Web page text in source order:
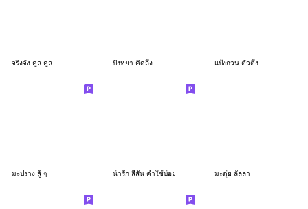
จริงจัง คูล คูล ปังหยา คิดถึง แป้งกวน ตัวตึง
มะปราง สู้ ๆ น่ารัก สีสัน คำใช้บ่อย มะตุ่ย ลั้ลลา